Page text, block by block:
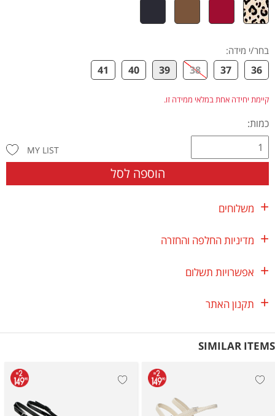
בחר/י מידה:
36
37
38
39
40
41
קיימת יחידה אחת במלאי ממידה זו.
כמות:
הוספה לסל
MY LIST
משלוחים
מדיניות החלפה והחזרה
אפשרויות תשלום
תקנון האתר
SIMILAR ITEMS